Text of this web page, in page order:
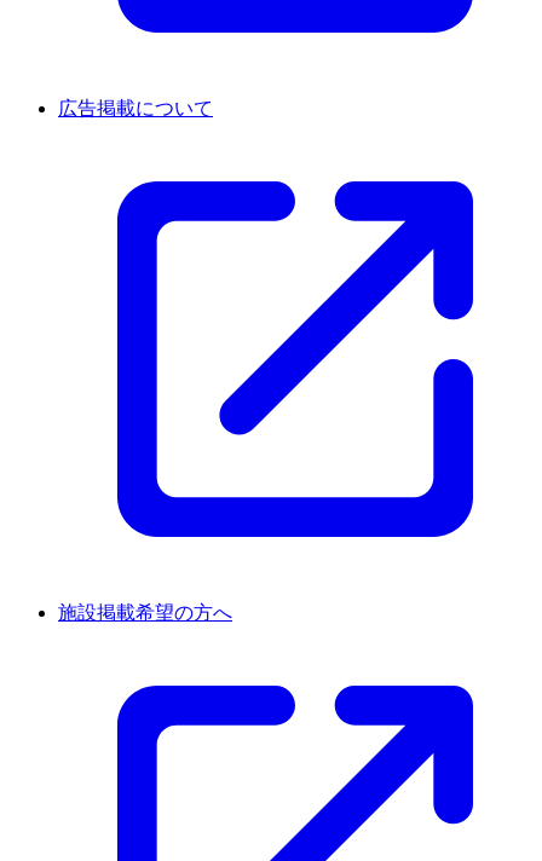
広告掲載について
施設掲載希望の方へ